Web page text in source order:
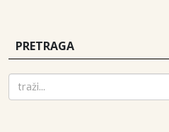
PRETRAGA